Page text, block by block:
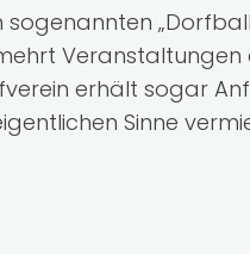
erhält sogar
Sinne